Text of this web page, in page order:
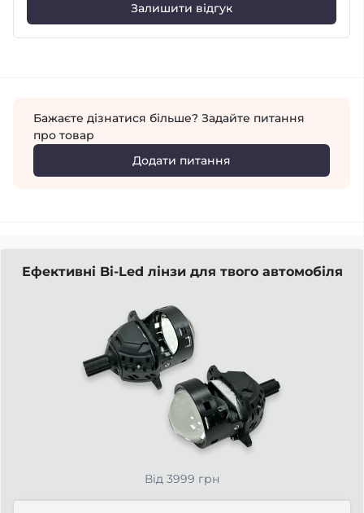
Залишити відгук
Бажаєте дізнатися більше? Задайте питання
про товар
Додати питання
Ефективні Bi-Led лінзи для твого автомобіля
Від 3999 грн